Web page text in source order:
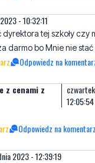
- 10:32:11
dyrektora tej szkoły czy
darmo bo Mnie nie stać
Odpowiedz na
z cenami z
12:05:54
Odpowiedz na komentarz
2023 - 12:39:19